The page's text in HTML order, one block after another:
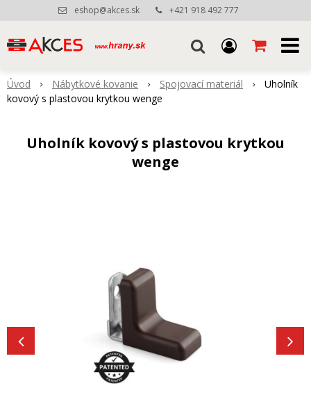
eshop@akces.sk +421 918 492 777
Úvod Nábytkové kovanie Spojovací materiál
Uholník
kovový s plastovou krytkou wenge
Uholník kovový s plastovou krytkou
wenge